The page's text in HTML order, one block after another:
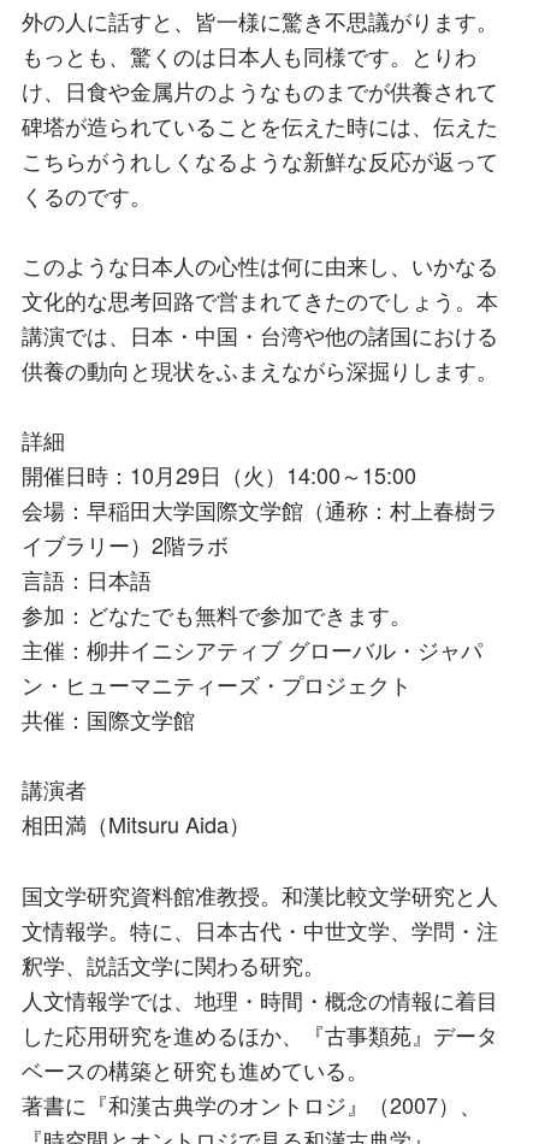
外の人に話すと、皆一様に驚き不思議がります。
もっとも、驚くのは日本人も同様です。とりわ
け、日食や金属片のようなものまでが供養されて
碑塔が造られていることを伝えた時には、伝えた
こちらがうれしくなるような新鮮な反応が返って
くるのです。
このような日本人の心性は何に由来し、いかなる
文化的な思考回路で営まれてきたのでしょう。本
講演では、日本・中国・台湾や他の諸国における
供養の動向と現状をふまえながら深掘りします。
詳細
開催日時：10月29日（火）14:00～15:00
会場：早稲田大学国際文学館（通称：村上春樹ラ
イブラリー）2階ラボ
言語：日本語
参加：どなたでも無料で参加できます。
主催：柳井イニシアティブ グローバル・ジャパ
ン・ヒューマニティーズ・プロジェクト
共催：国際文学館
講演者
相田満（Mitsuru Aida）
国文学研究資料館准教授。和漢比較文学研究と人
文情報学。特に、日本古代・中世文学、学問・注
釈学、説話文学に関わる研究。
人文情報学では、地理・時間・概念の情報に着目
した応用研究を進めるほか、『古事類苑』データ
ベースの構築と研究も進めている。
著書に『和漢古典学のオントロジ』（2007）、